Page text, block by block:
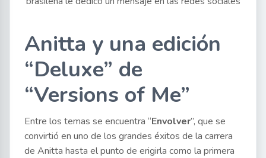
Anitta y una edición
“Deluxe” de
“Versions of Me”
Entre los temas se encuentra “Envolver”, que se
convirtió en uno de los grandes éxitos de la carrera
de Anitta hasta el punto de erigirla como la primera